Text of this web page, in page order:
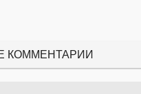
КОММЕНТАРИИ